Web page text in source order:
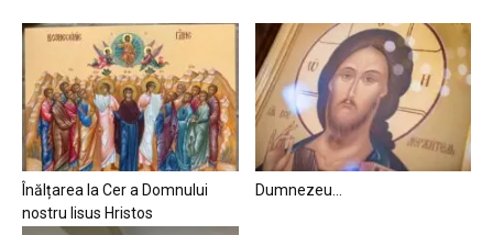
Înălțarea la Cer a Domnului
nostru Iisus Hristos
Dumnezeu…